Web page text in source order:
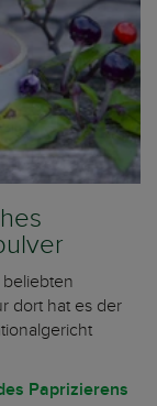
dort hat es der
Paprizierens